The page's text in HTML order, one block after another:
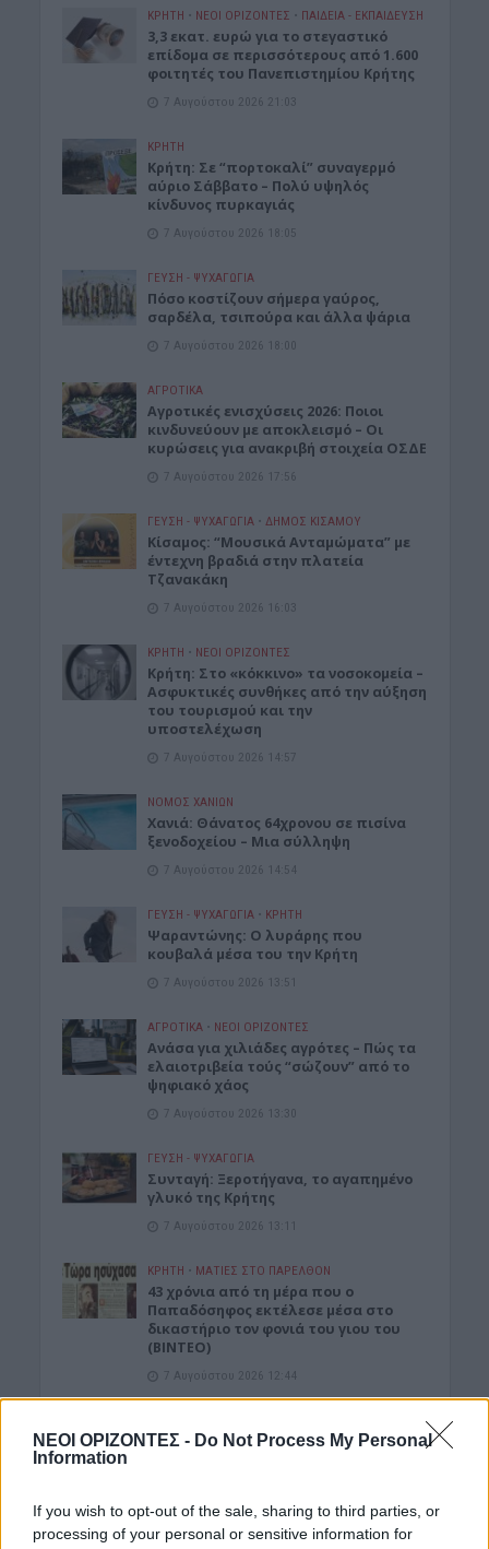
ΝΕΟΙ ΟΡΙΖΟΝΤΕΣ - Do Not Process My Personal
Information
If you wish to opt-out of the sale, sharing to third parties, or
processing of your personal or sensitive information for
ΚΡΗΤΗ • ΝΕΟΙ ΟΡΙΖΟΝΤΕΣ • ΠΑΙΔΕΙΑ - ΕΚΠΑΙΔΕΥΣΗ
3,3 εκατ. ευρώ για το στεγαστικό
επίδομα σε περισσότερους από 1.600
φοιτητές του Πανεπιστημίου Κρήτης
7 Αυγούστου 2026 21:03
ΚΡΗΤΗ
Κρήτη: Σε “πορτοκαλί” συναγερμό
αύριο Σάββατο – Πολύ υψηλός
κίνδυνος πυρκαγιάς
7 Αυγούστου 2026 18:05
ΓΕΎΣΗ - ΨΥΧΑΓΩΓΊΑ
Πόσο κοστίζουν σήμερα γαύρος,
σαρδέλα, τσιπούρα και άλλα ψάρια
7 Αυγούστου 2026 18:00
ΑΓΡΟΤΙΚΑ
Αγροτικές ενισχύσεις 2026: Ποιοι
κινδυνεύουν με αποκλεισμό – Οι
κυρώσεις για ανακριβή στοιχεία ΟΣΔΕ
7 Αυγούστου 2026 17:56
ΓΕΎΣΗ - ΨΥΧΑΓΩΓΊΑ • ΔΉΜΟΣ ΚΙΣΆΜΟΥ
Κίσαμος: “Μουσικά Ανταμώματα” με
έντεχνη βραδιά στην πλατεία
Τζανακάκη
7 Αυγούστου 2026 16:03
ΚΡΗΤΗ • ΝΕΟΙ ΟΡΙΖΟΝΤΕΣ
Κρήτη: Στο «κόκκινο» τα νοσοκομεία –
Ασφυκτικές συνθήκες από την αύξηση
του τουρισμού και την
υποστελέχωση
7 Αυγούστου 2026 14:57
ΝΟΜΌΣ ΧΑΝΊΩΝ
Χανιά: Θάνατος 64χρονου σε πισίνα
ξενοδοχείου – Μια σύλληψη
7 Αυγούστου 2026 14:54
ΓΕΎΣΗ - ΨΥΧΑΓΩΓΊΑ • ΚΡΗΤΗ
Ψαραντώνης: Ο λυράρης που
κουβαλά μέσα του την Κρήτη
7 Αυγούστου 2026 13:51
ΑΓΡΟΤΙΚΑ • ΝΕΟΙ ΟΡΙΖΟΝΤΕΣ
Ανάσα για χιλιάδες αγρότες – Πώς τα
ελαιοτριβεία τούς “σώζουν” από το
ψηφιακό χάος
7 Αυγούστου 2026 13:30
ΓΕΎΣΗ - ΨΥΧΑΓΩΓΊΑ
Συνταγή: Ξεροτήγανα, το αγαπημένο
γλυκό της Κρήτης
7 Αυγούστου 2026 13:11
ΚΡΗΤΗ • ΜΑΤΙΕΣ ΣΤΟ ΠΑΡΕΛΘΟΝ
43 χρόνια από τη μέρα που ο
Παπαδόσηφος εκτέλεσε μέσα στο
δικαστήριο τον φονιά του γιου του
(ΒΙΝΤΕΟ)
7 Αυγούστου 2026 12:44